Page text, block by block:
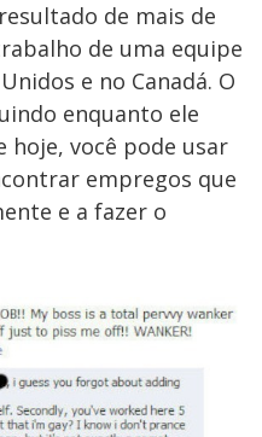
de mais de
de uma equipe
e no Canadá. O
enquanto ele
hoje, você pode usar
empregos que
e a fazer o